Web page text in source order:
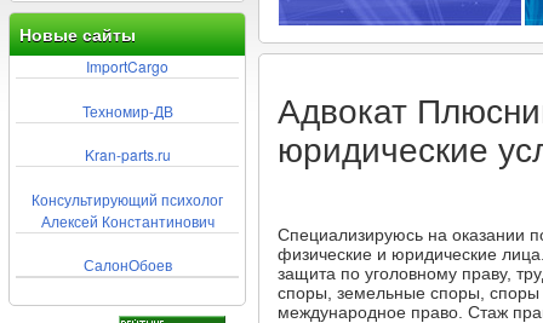
Новые сайты
ImportCargo
Техномир-ДВ
Kran-parts.ru
Консультирующий психолог
Алексей Константинович
СалонОбоев
Адвокат
юридические
Специализируюсь на оказании
физические и юридические
защита по уголовному праву,
споры, земельные споры, споры
международное право. Стаж